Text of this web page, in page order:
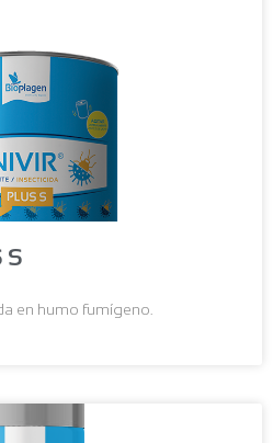
S
en humo fumígeno.